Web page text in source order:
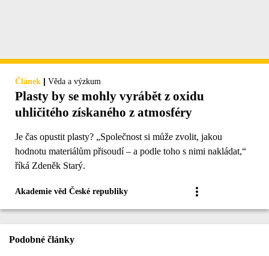
Článek | Věda a výzkum
Plasty by se mohly vyrábět z oxidu
uhličitého získaného z atmosféry
Je čas opustit plasty? „Společnost si může zvolit, jakou
hodnotu materiálům přisoudí – a podle toho s nimi nakládat,“
říká Zdeněk Starý.
Akademie věd České republiky
Podobné články